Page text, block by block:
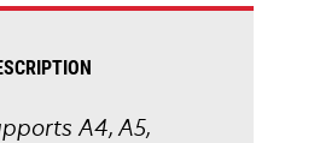
A4, A5,